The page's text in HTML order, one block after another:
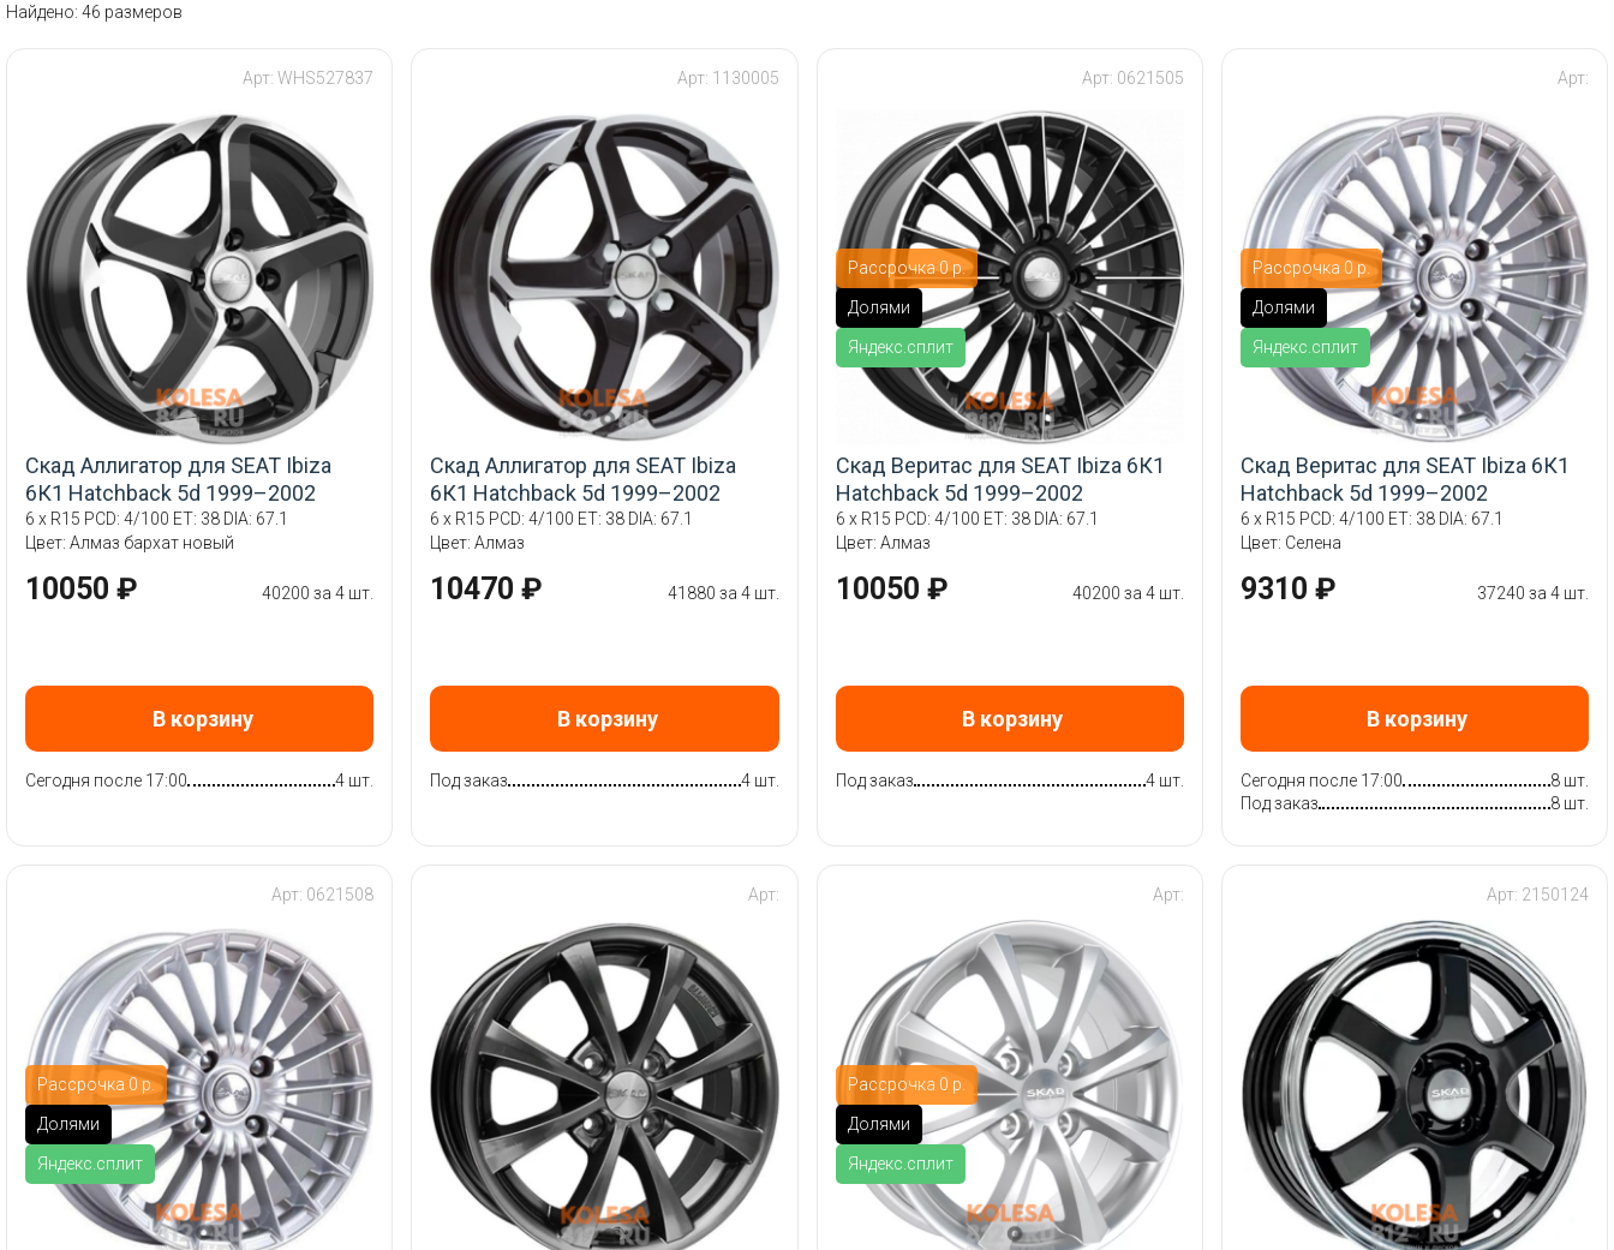
Найдено: 46 размеров
Арт: WHS527837
Скад Аллигатор для SEAT Ibiza
6К1 Hatchback 5d 1999–2002
6 x R15 PCD: 4/100 ET: 38 DIA: 67.1
Цвет: Алмаз бархат новый
10050 ₽ 40200 за 4 шт.
В корзину
Сегодня после 17:00 4 шт.
Арт: 1130005
Скад Аллигатор для SEAT Ibiza
6К1 Hatchback 5d 1999–2002
6 x R15 PCD: 4/100 ET: 38 DIA: 67.1
Цвет: Алмаз
10470 ₽ 41880 за 4 шт.
В корзину
Под заказ 4 шт.
Рассрочка 0 р.
Долями
Яндекс.сплит
Арт: 0621505
Скад Веритас для SEAT Ibiza 6К1
Hatchback 5d 1999–2002
6 x R15 PCD: 4/100 ET: 38 DIA: 67.1
Цвет: Алмаз
10050 ₽ 40200 за 4 шт.
В корзину
Под заказ 4 шт.
Рассрочка 0 р.
Долями
Яндекс.сплит
Арт:
Скад Веритас для SEAT Ibiza 6К1
Hatchback 5d 1999–2002
6 x R15 PCD: 4/100 ET: 38 DIA: 67.1
Цвет: Селена
9310 ₽ 37240 за 4 шт.
В корзину
Сегодня после 17:00
8 шт.
Под заказ
8 шт.
Рассрочка 0 р.
Долями
Яндекс.сплит
Арт: 0621508 Арт:
Рассрочка 0 р.
Долями
Яндекс.сплит
Арт: Арт: 2150124